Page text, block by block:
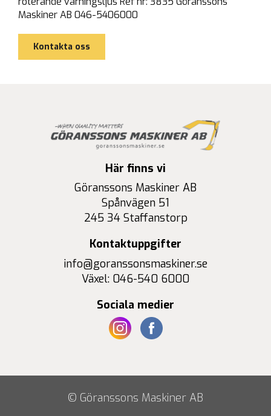
Maskiner AB 046-5406000
Kontakta oss
Här finns vi
Göranssons Maskiner AB
Spånvägen 51
245 34 Staffanstorp
Kontaktuppgifter
info@goranssonsmaskiner.se
Växel: 046-540 6000
Sociala medier
© Göranssons Maskiner AB